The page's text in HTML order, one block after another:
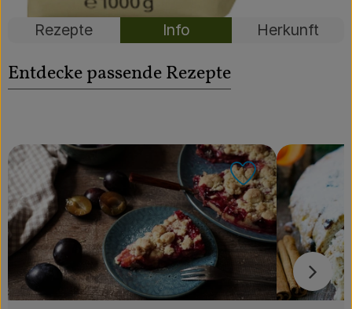
Catering
Community
Rezepte Info Herkunft
Entdecke passende Rezepte
Rezept zu